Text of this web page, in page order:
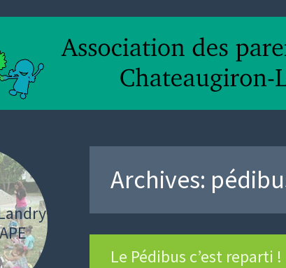
Archives:
Le Pédibus c’est reparti !